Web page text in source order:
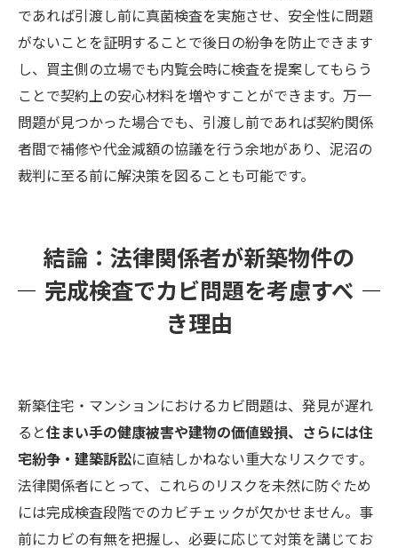
であれば引渡し前に真菌検査を実施させ、安全性に問題
がないことを証明することで後日の紛争を防止できます
し、買主側の立場でも内覧会時に検査を提案してもらう
ことで契約上の安心材料を増やすことができます。万一
問題が見つかった場合でも、引渡し前であれば契約関係
者間で補修や代金減額の協議を行う余地があり、泥沼の
裁判に至る前に解決策を図ることも可能です。
結論：法律関係者が新築物件の
完成検査でカビ問題を考慮すべ
き理由
新築住宅・マンションにおけるカビ問題は、発見が遅れ
ると住まい手の健康被害や建物の価値毀損、さらには住
宅紛争・建築訴訟に直結しかねない重大なリスクです​。
法律関係者にとって、これらのリスクを未然に防ぐため
には完成検査段階でのカビチェックが欠かせません。事
前にカビの有無を把握し、必要に応じて対策を講じてお